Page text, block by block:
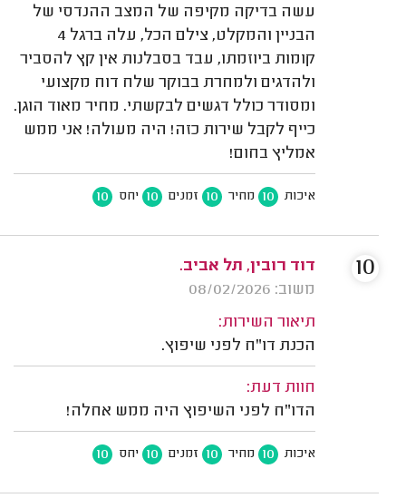
עשה בדיקה מקיפה של המצב ההנדסי של
הבניין והמקלט, צילם הכל, עלה ברגל 4
קומות ביוזמתו, עבד בסבלנות אין קץ להסביר
ולהדגים ולמחרת בבוקר שלח דוח מקצועי
ומסודר כולל דגשים לבקשתי. מחיר מאוד הוגן.
כייף לקבל שירות כזה! היה מעולה! אני ממש
אמליץ בחום!
איכות 10 מחיר 10 זמנים 10 יחס 10
דוד רובין, תל אביב.
משוב: 08/02/2026
תיאור השירות:
הכנת דו"ח לפני שיפוץ.
חוות דעת:
הדו"ח לפני השיפוץ היה ממש אחלה!
איכות 10 מחיר 10 זמנים 10 יחס 10
10